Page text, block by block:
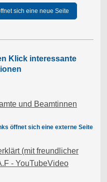
sich eine neue Seite
Klick interessante
und Beamtinnen
öffnet sich eine externe Seite
(mit freundlicher
- YouTubeVideo